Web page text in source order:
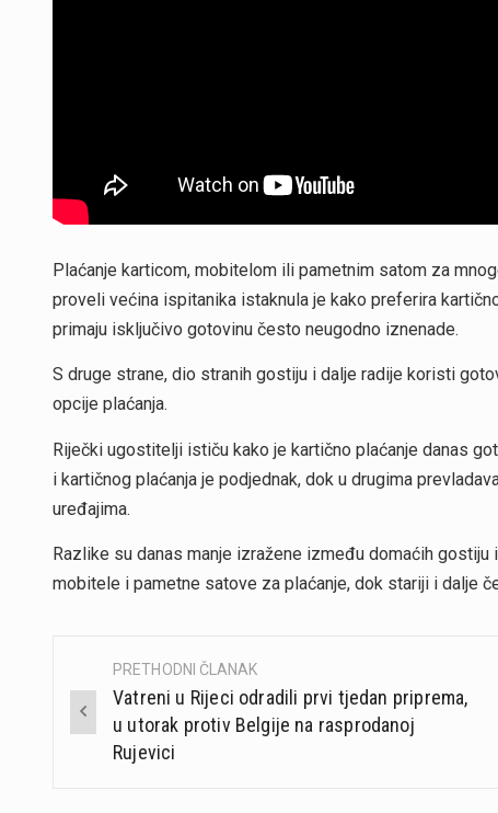
Plaćanje karticom, mobitelom ili pametnim satom za
proveli većina ispitanika istaknula je kako preferira
primaju isključivo gotovinu često neugodno iznenade.
S druge strane, dio stranih gostiju i dalje radije koristi
opcije plaćanja.
Riječki ugostitelji ističu kako je kartično plaćanje danas
i kartičnog plaćanja je podjednak, dok u drugima
uređajima.
Razlike su danas manje izražene između domaćih
mobitele i pametne satove za plaćanje, dok stariji i dalje
Post
navigation
PRETHODNI ČLANAK
Vatreni u Rijeci odradili prvi tjedan priprema,
u utorak protiv Belgije na rasprodanoj
Rujevici